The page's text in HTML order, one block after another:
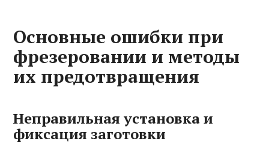
Основные ошибки при
фрезеровании и методы
их предотвращения
Неправильная установка и
фиксация заготовки